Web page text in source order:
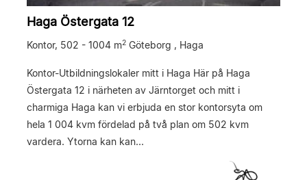
Haga Östergata 12
Kontor, 502 - 1004 m2 Göteborg , Haga
Kontor-Utbildningslokaler mitt i Haga Här på Haga
Östergata 12 i närheten av Järntorget och mitt i
charmiga Haga kan vi erbjuda en stor kontorsyta om
hela 1 004 kvm fördelad på två plan om 502 kvm
vardera. Ytorna kan kan...